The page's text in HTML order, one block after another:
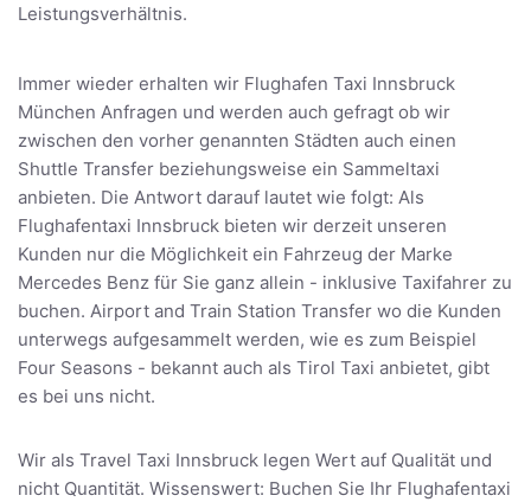
Leistungsverhältnis.
Immer wieder erhalten wir Flughafen Taxi Innsbruck
München Anfragen und werden auch gefragt ob wir
zwischen den vorher genannten Städten auch einen
Shuttle Transfer beziehungsweise ein Sammeltaxi
anbieten. Die Antwort darauf lautet wie folgt: Als
Flughafentaxi Innsbruck bieten wir derzeit unseren
Kunden nur die Möglichkeit ein Fahrzeug der Marke
Mercedes Benz für Sie ganz allein - inklusive Taxifahrer zu
buchen. Airport and Train Station Transfer wo die Kunden
unterwegs aufgesammelt werden, wie es zum Beispiel
Four Seasons - bekannt auch als Tirol Taxi anbietet, gibt
es bei uns nicht.
Wir als Travel Taxi Innsbruck legen Wert auf Qualität und
nicht Quantität. Wissenswert: Buchen Sie Ihr Flughafentaxi